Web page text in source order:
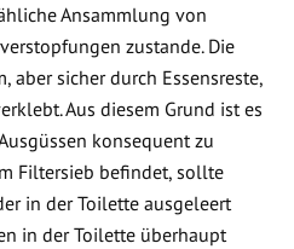
Ansammlung von
zustande. Die
aber sicher durch Essensreste,
Aus diesem Grund ist es
konsequent zu
Filtersieb befindet, sollte
in der Toilette ausgeleert
in der Toilette überhaupt